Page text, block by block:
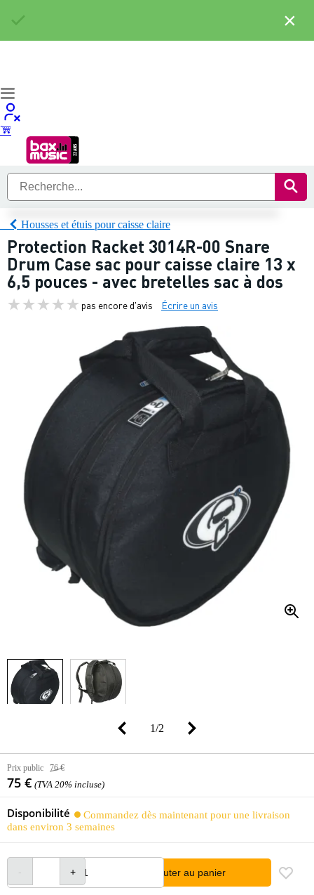
Housses et étuis pour caisse claire
Protection Racket 3014R-00 Snare
Drum Case sac pour caisse claire 13 x
6,5 pouces - avec bretelles sac à dos
pas encore d'avis Écrire un avis
1/2
Prix public 76 €
75 € (TVA 20% incluse)
Disponibilité
Commandez dès maintenant pour une livraison
dans environ 3 semaines
Ajouter au panier
×